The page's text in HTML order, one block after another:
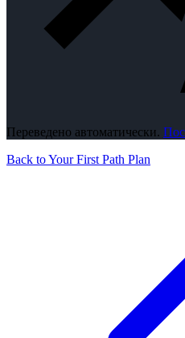
Переведено автоматически.
Back to Your First Path Plan